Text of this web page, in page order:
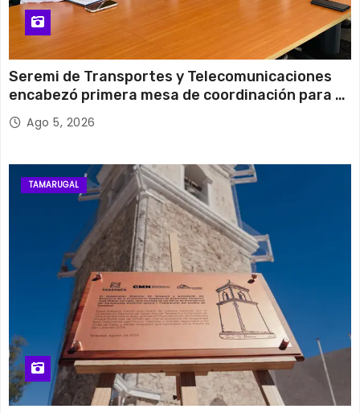
Seremi de Transportes y Telecomunicaciones
encabezó primera mesa de coordinación para el
retiro de cables en desuso en Iquique
Ago 5, 2026
TAMARUGAL